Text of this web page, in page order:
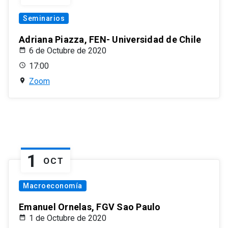
Seminarios
Adriana Piazza, FEN- Universidad de Chile
6 de Octubre de 2020
17:00
Zoom
1 OCT
Macroeconomía
Emanuel Ornelas, FGV Sao Paulo
1 de Octubre de 2020